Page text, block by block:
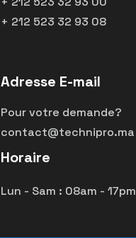
+ 212 523 32 93 08
Adresse E-mail
Pour votre demande?
contact@technipro.ma
Horaire
Lun - Sam : 08am - 17pm